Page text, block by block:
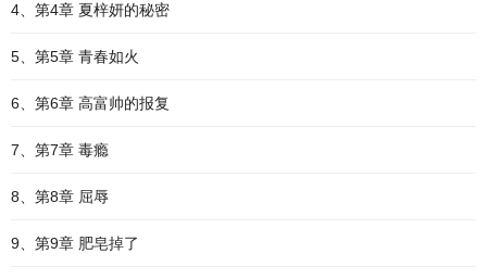
4、第4章 夏梓妍的秘密
5、第5章 青春如火
6、第6章 高富帅的报复
7、第7章 毒瘾
8、第8章 屈辱
9、第9章 肥皂掉了